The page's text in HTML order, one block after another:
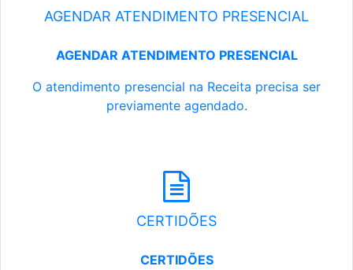
AGENDAR ATENDIMENTO PRESENCIAL
AGENDAR ATENDIMENTO PRESENCIAL
O atendimento presencial na Receita precisa ser
previamente agendado.
CERTIDÕES
CERTIDÕES